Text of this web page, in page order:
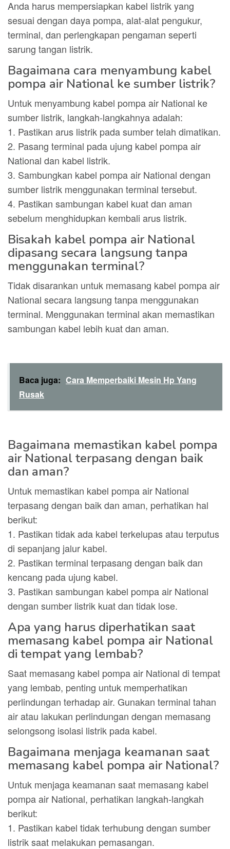
Anda harus mempersiapkan kabel listrik yang
sesuai dengan daya pompa, alat-alat pengukur,
terminal, dan perlengkapan pengaman seperti
sarung tangan listrik.
Bagaimana cara menyambung kabel
pompa air National ke sumber listrik?
Untuk menyambung kabel pompa air National ke
sumber listrik, langkah-langkahnya adalah:
1. Pastikan arus listrik pada sumber telah dimatikan.
2. Pasang terminal pada ujung kabel pompa air
National dan kabel listrik.
3. Sambungkan kabel pompa air National dengan
sumber listrik menggunakan terminal tersebut.
4. Pastikan sambungan kabel kuat dan aman
sebelum menghidupkan kembali arus listrik.
Bisakah kabel pompa air National
dipasang secara langsung tanpa
menggunakan terminal?
Tidak disarankan untuk memasang kabel pompa air
National secara langsung tanpa menggunakan
terminal. Menggunakan terminal akan memastikan
sambungan kabel lebih kuat dan aman.
Baca juga: Cara Memperbaiki Mesin Hp Yang
Rusak
Bagaimana memastikan kabel pompa
air National terpasang dengan baik
dan aman?
Untuk memastikan kabel pompa air National
terpasang dengan baik dan aman, perhatikan hal
berikut:
1. Pastikan tidak ada kabel terkelupas atau terputus
di sepanjang jalur kabel.
2. Pastikan terminal terpasang dengan baik dan
kencang pada ujung kabel.
3. Pastikan sambungan kabel pompa air National
dengan sumber listrik kuat dan tidak lose.
Apa yang harus diperhatikan saat
memasang kabel pompa air National
di tempat yang lembab?
Saat memasang kabel pompa air National di tempat
yang lembab, penting untuk memperhatikan
perlindungan terhadap air. Gunakan terminal tahan
air atau lakukan perlindungan dengan memasang
selongsong isolasi listrik pada kabel.
Bagaimana menjaga keamanan saat
memasang kabel pompa air National?
Untuk menjaga keamanan saat memasang kabel
pompa air National, perhatikan langkah-langkah
berikut:
1. Pastikan kabel tidak terhubung dengan sumber
listrik saat melakukan pemasangan.